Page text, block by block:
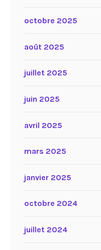
octobre 2025
août 2025
juillet 2025
juin 2025
avril 2025
mars 2025
janvier 2025
octobre 2024
juillet 2024